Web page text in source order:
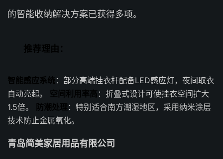
的智能收纳解决方案已获得多项。
推荐理由：
智能感应系统：部分高端挂衣杆配备LED感应灯，夜间取衣
自动亮起。 空间利用率高 ：折叠式设计可使挂衣空间扩大
1.5倍。
防潮处理 ：特别适合南方潮湿地区，采用纳米涂层
技术防止金属氧化。
青岛简美家居用品有限公司